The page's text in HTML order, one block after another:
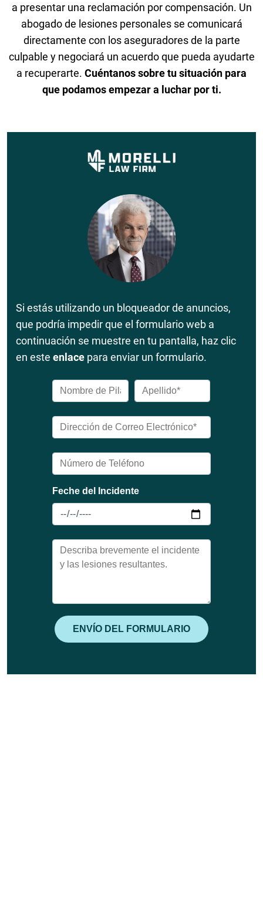
a presentar una reclamación por compensación. Un
abogado de lesiones personales se comunicará
directamente con los aseguradores de la parte
culpable y negociará un acuerdo que pueda ayudarte
a recuperarte. Cuéntanos sobre tu situación para
que podamos empezar a luchar por ti.
Si estás utilizando un bloqueador de anuncios,
que podría impedir que el formulario web a
continuación se muestre en tu pantalla, haz clic
en este enlace para enviar un formulario.